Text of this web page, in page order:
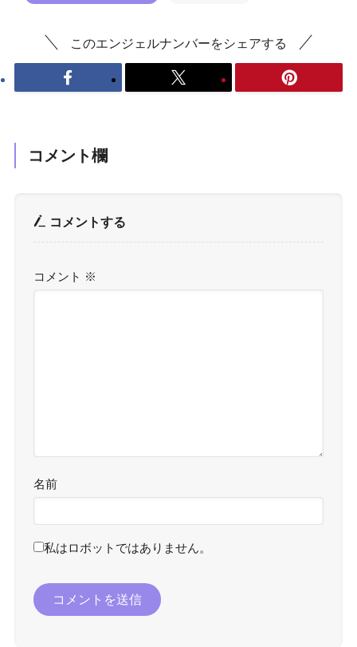
このエンジェルナンバーをシェアする
コメント欄
コメントする
コメント ※
名前
私はロボットではありません。